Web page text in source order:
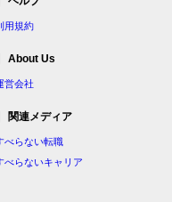
用規約
About Us
営会社
関連メディア
べらない転職
べらないキャリア